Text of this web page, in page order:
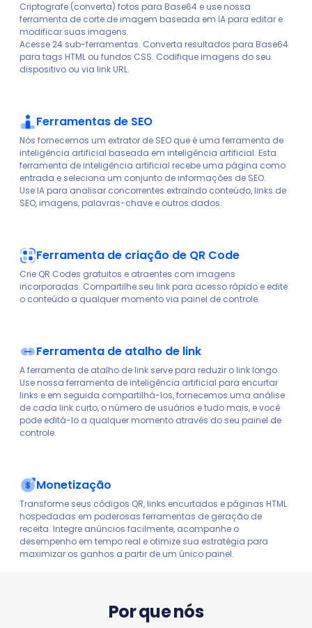
Criptografe (converta) fotos para Base64 e use nossa
ferramenta de corte de imagem baseada em IA para editar e
modificar suas imagens.
Acesse 24 sub-ferramentas. Converta resultados para Base64
para tags HTML ou fundos CSS. Codifique imagens do seu
dispositivo ou via link URL.
Ferramentas de SEO
Nós fornecemos um extrator de SEO que é uma ferramenta de
inteligência artificial baseada em inteligência artificial. Esta
ferramenta de inteligência artificial recebe uma página como
entrada e seleciona um conjunto de informações de SEO.
Use IA para analisar concorrentes extraindo conteúdo, links de
SEO, imagens, palavras-chave e outros dados.
Ferramenta de criação de QR Code
Crie QR Codes gratuitos e atraentes com imagens
incorporadas. Compartilhe seu link para acesso rápido e edite
o conteúdo a qualquer momento via painel de controle.
Ferramenta de atalho de link
A ferramenta de atalho de link serve para reduzir o link longo.
Use nossa ferramenta de inteligência artificial para encurtar
links e em seguida compartilhá-los, fornecemos uma análise
de cada link curto, o número de usuários e tudo mais, e você
pode editá-lo a qualquer momento através do seu painel de
controle.
Monetização
Transforme seus códigos QR, links encurtados e páginas HTML
hospedadas em poderosas ferramentas de geração de
receita. Integre anúncios facilmente, acompanhe o
desempenho em tempo real e otimize sua estratégia para
maximizar os ganhos a partir de um único painel.
Por que nós